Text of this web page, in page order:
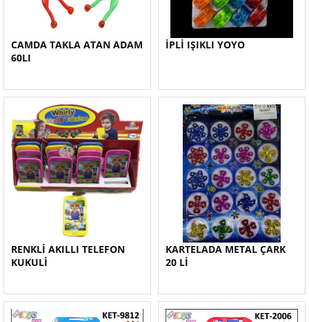
CAMDA TAKLA ATAN ADAM
60LI
İPLİ IŞIKLI YOYO
RENKLİ AKILLI TELEFON
KUKULİ
KARTELADA METAL ÇARK
20 Lİ